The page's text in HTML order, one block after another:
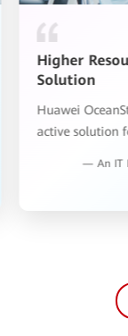
Higher
Solution
Huawei
active solution
— An IT